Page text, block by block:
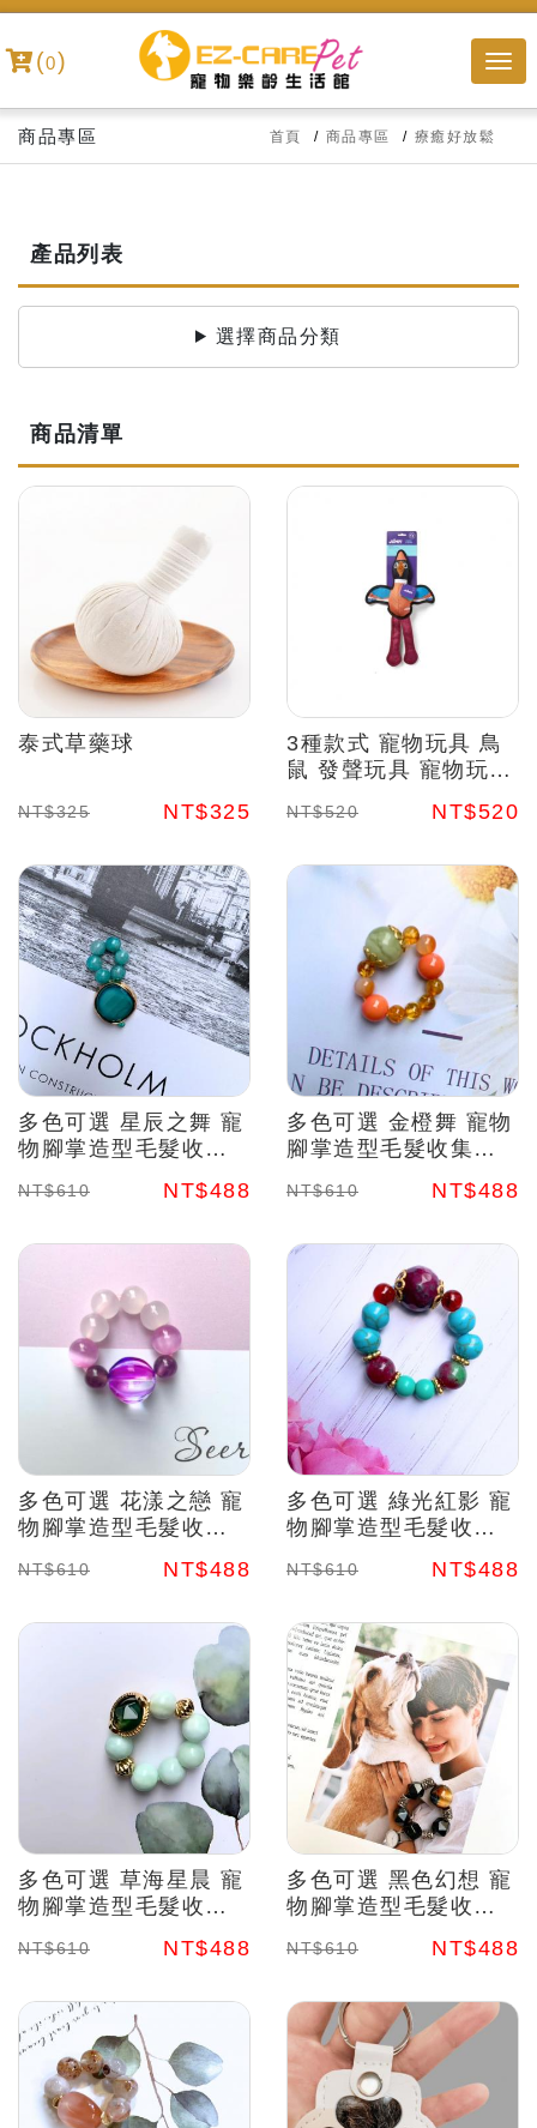
(0)
商品專區 首頁 商品專區 療癒好放鬆
產品列表
選擇商品分類
商品清單
泰式草藥球
NT$325 NT$325
3種款式 寵物玩具 鳥
鼠 發聲玩具 寵物玩具
玩具系列
NT$520 NT$520
多色可選 星辰之舞 寵
物腳掌造型毛髮收集
暖 水晶能量
NT$610 NT$488
多色可選 金橙舞 寵物
腳掌造型毛髮收集吊
水晶能量
NT$610 NT$488
多色可選 花漾之戀 寵
物腳掌造型毛髮收集
暖 水晶能量
NT$610 NT$488
多色可選 綠光紅影 寵
物腳掌造型毛髮收集
暖 水晶能量
NT$610 NT$488
多色可選 草海星晨 寵
物腳掌造型毛髮收集
暖 水晶能量
NT$610 NT$488
多色可選 黑色幻想 寵
物腳掌造型毛髮收集
暖 水晶能量
NT$610 NT$488